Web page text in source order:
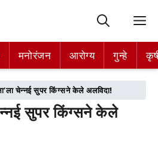
मनोरंजन आरोग्य गुन्हे
मनोरंजन आरोग्य गुन्हे
चेन्नई सुपर किंग्सने केले अलविदा!
सुपर किंग्सने केले